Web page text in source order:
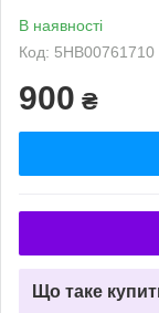
В наявності
Код: 5HB00761710
900 ₴
Що таке